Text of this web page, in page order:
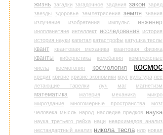
жизнь загадки загадочное задания закон заряд
звезды
здоровье землетрясения земля
знания
излучение
изобретения импульс инженер
инопланетяне интеллект исследования история
история науки капитал катастрофы катушка теслы
квант квантовая механика квантовая физика
кванты кибернетика колебания
комплексные
числа
космогония космология космос
кредит кризис кризис экономики круг культура лес
летающие тарелки
луч маг магнетизм
математика материя механика
микро
мироздание
многомерные пространства
мозг
человека мысль народ наследие предков наука
наука третьего рейха наци
неархимедов анализ
нестандартный анализ никола тесла нло новая